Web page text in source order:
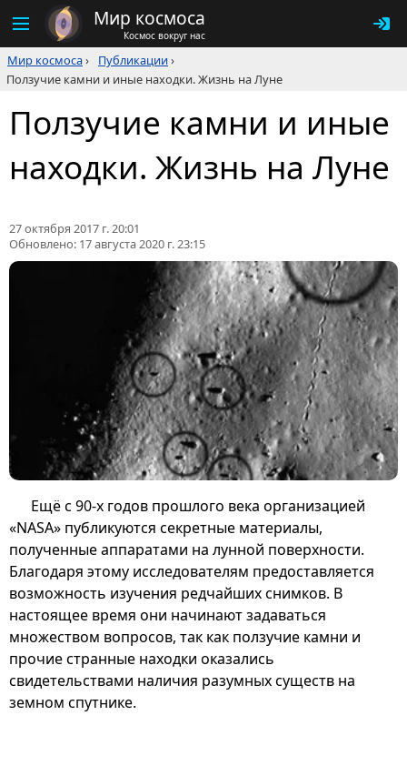
Мир космоса
Космос вокруг нас
Мир космоса› Публикации›
Ползучие камни и иные находки. Жизнь на Луне
Ползучие камни и иные
находки. Жизнь на Луне
27 октября 2017 г. 20:01
Обновлено: 17 августа 2020 г. 23:15
Ещё с 90-х годов прошлого века организацией
«NASA» публикуются секретные материалы,
полученные аппаратами на лунной поверхности.
Благодаря этому исследователям предоставляется
возможность изучения редчайших снимков. В
настоящее время они начинают задаваться
множеством вопросов, так как ползучие камни и
прочие странные находки оказались
свидетельствами наличия разумных существ на
земном спутнике.